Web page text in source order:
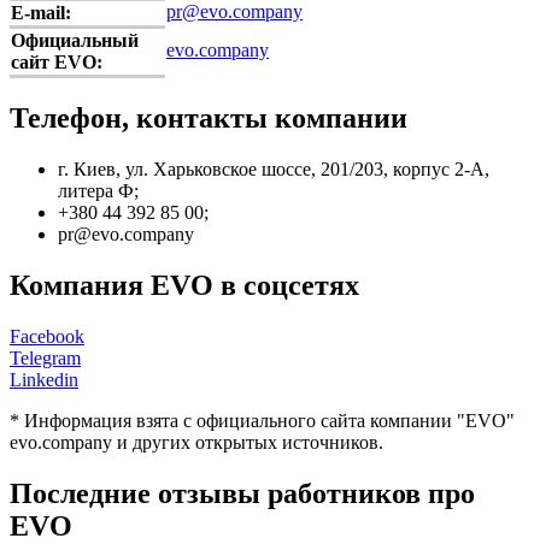
E-mail:
pr@evo.company
Официальный
сайт EVO:
evo.company
Телефон, контакты компании
г. Киев, ул. Харьковское шоссе, 201/203, корпус 2-А,
литера Ф;
+380 44 392 85 00;
pr@evo.company
Компания EVO в соцсетях
Facebook
Telegram
Linkedin
* Информация взята с официального сайта компании "EVO"
evo.company и других открытых источников.
Последние отзывы работников про
EVO